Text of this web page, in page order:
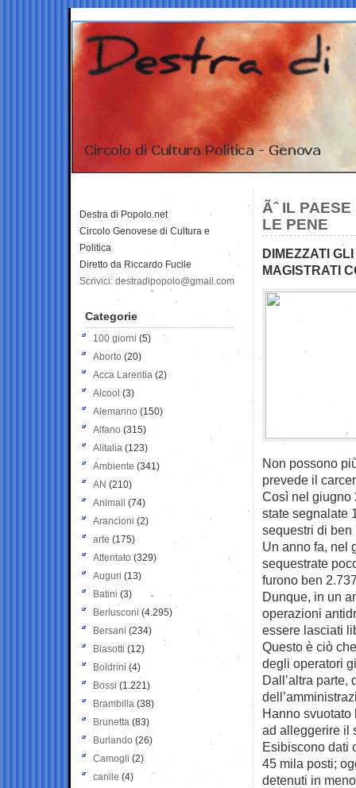
Ãˆ IL
LE PENE
DIMEZZATI
MAGISTRATI
Non possono
prevede il
Così nel giugno
state segnalate
sequestri di ben
Un anno fa, nel
sequestrate
furono ben
Dunque, in un
operazioni
essere lasciati
Questo è ciò
degli operatori
Dall’altra parte,
Hanno svuotato
ad alleggerire il
Esibiscono dati
45 mila posti;
detenuti in
Destra di Popolo.net
Circolo Genovese di Cultura e
Politica
Diretto da Riccardo Fucile
Scrivici: destradipopolo@gmail.com
Categorie
100 giorni (5)
Aborto (20)
Acca Larentia (2)
Alcool (3)
Alemanno (150)
Alfano (315)
Alitalia (123)
Ambiente (341)
AN (210)
Animali (74)
Arancioni (2)
arte (175)
Attentato (329)
Auguri (13)
Batini (3)
Berlusconi (4.295)
Bersani (234)
Biasotti (12)
Boldrini (4)
Bossi (1.221)
Brambilla (38)
Brunetta (83)
Burlando (26)
Camogli (2)
canile (4)